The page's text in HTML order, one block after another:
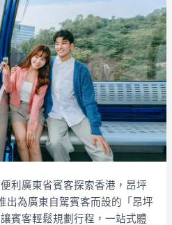
利廣東省賓客探索香港，昂坪
出為廣東自駕賓客而設的「昂坪
賓客輕鬆規劃行程，一站式體